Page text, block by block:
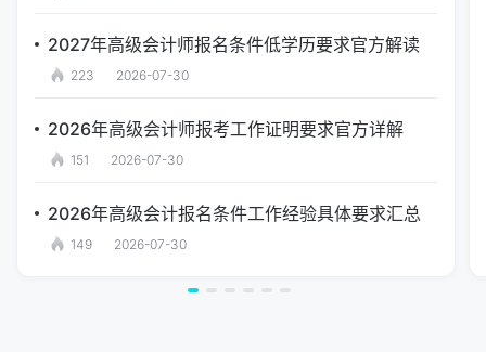
2027年高级会计师报名条件低学历要求官方解读
223 2026-07-30
2026年高级会计师报考工作证明要求官方详解
151 2026-07-30
2026年高级会计报名条件工作经验具体要求汇总
149 2026-07-30